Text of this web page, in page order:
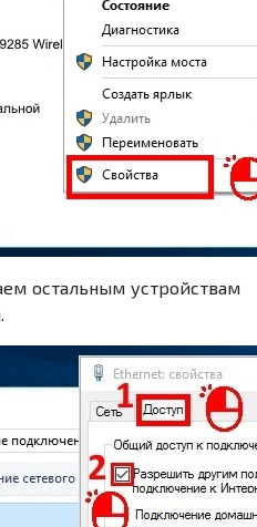
остальным устройствам